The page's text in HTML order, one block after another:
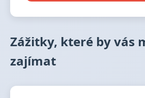
Zážitky, které by vás
zajímat